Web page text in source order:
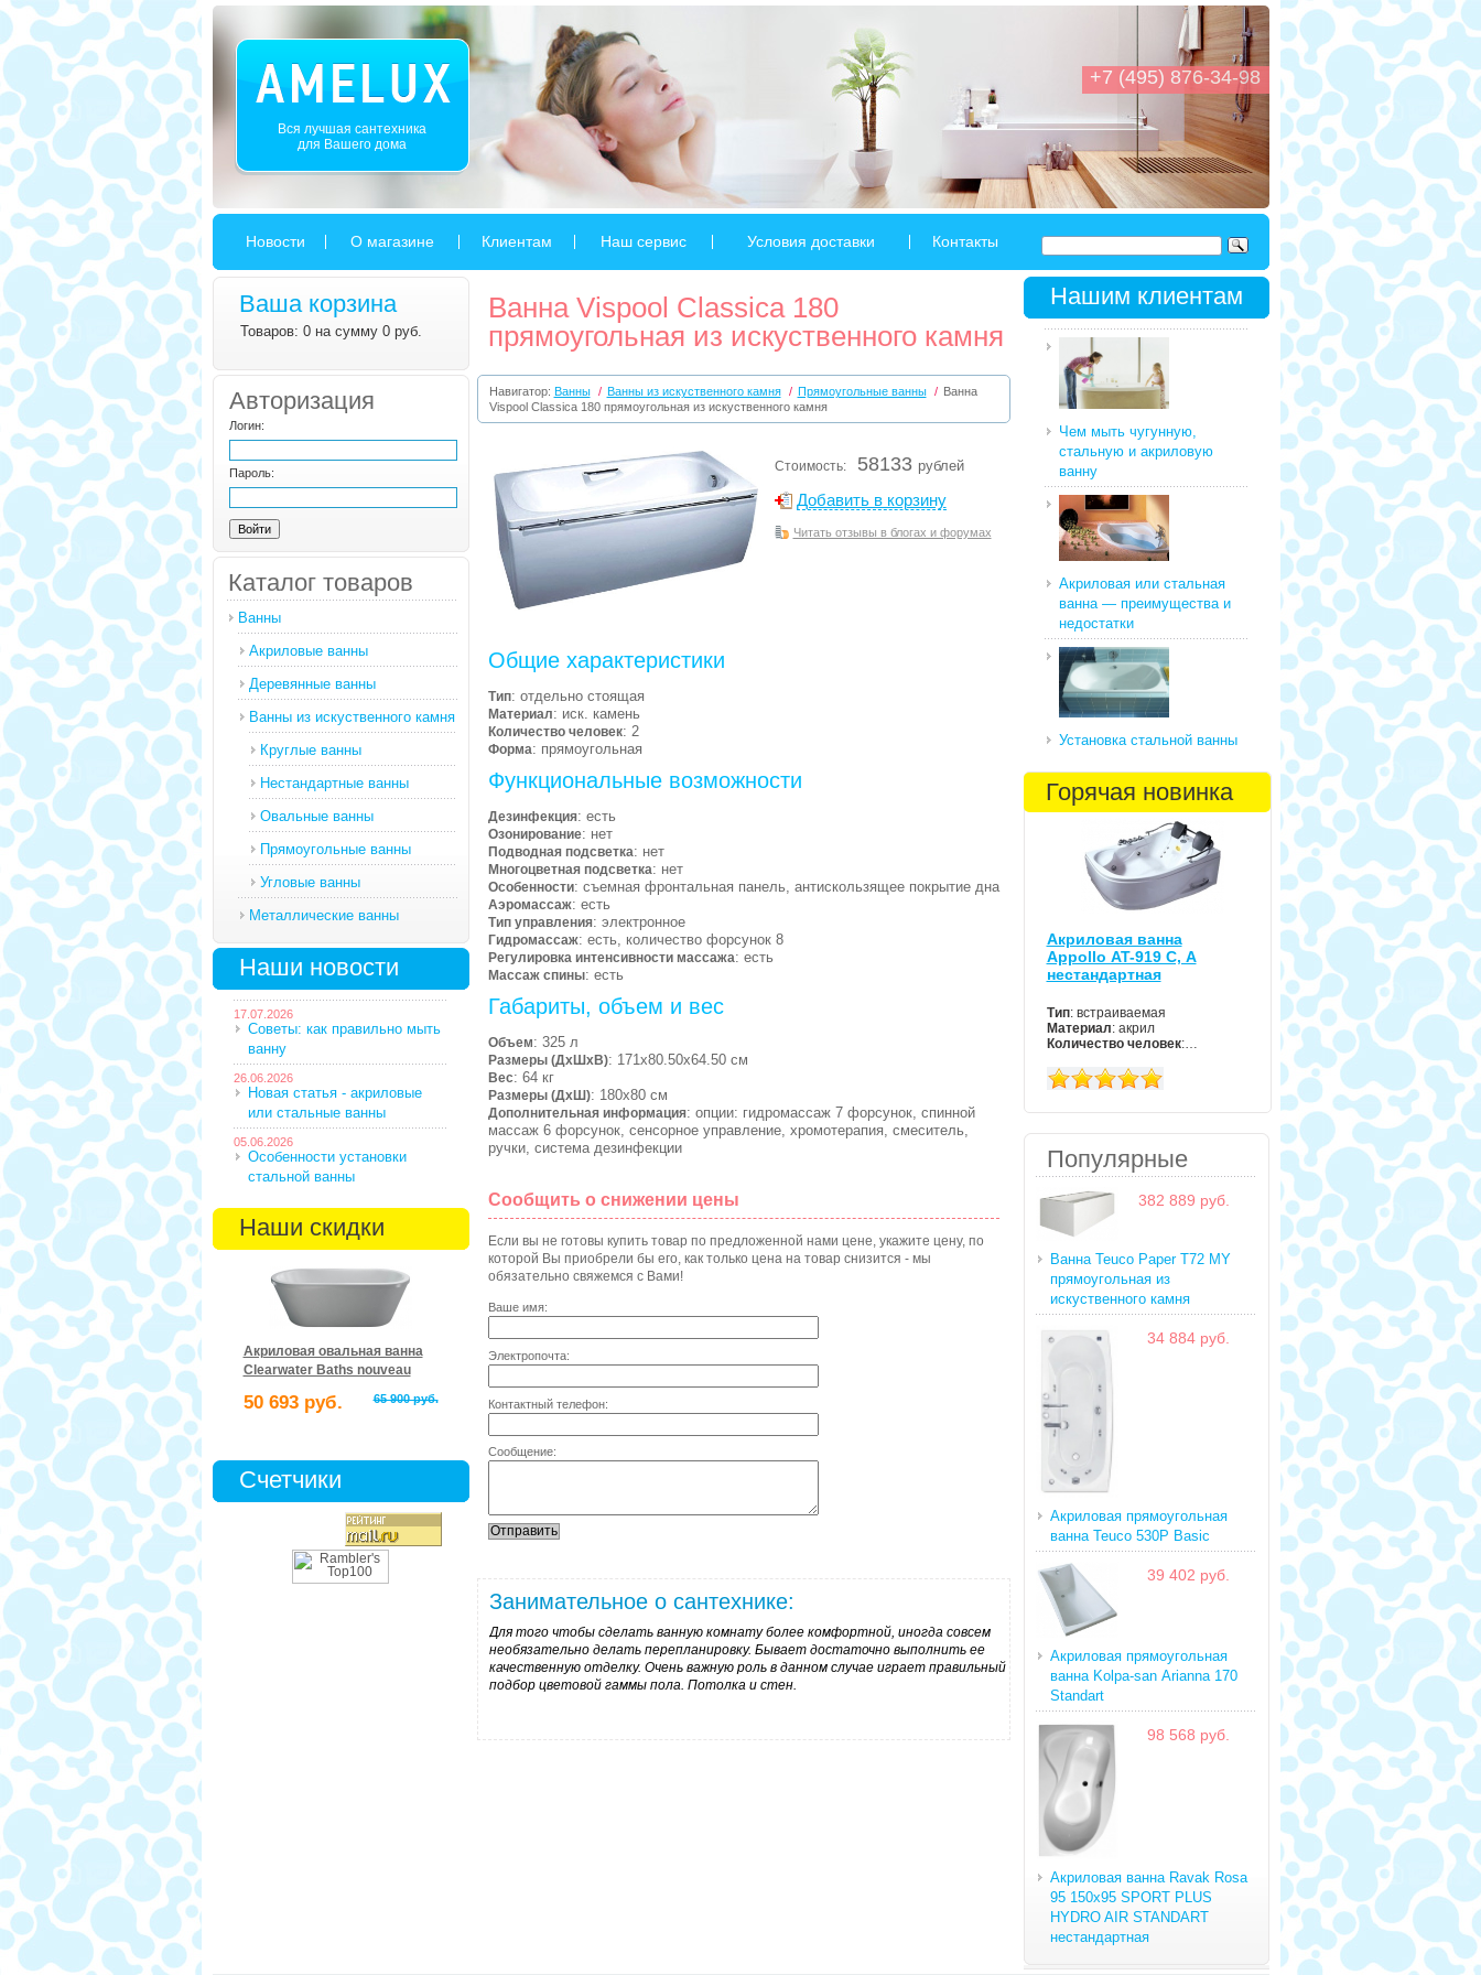
+7 (495) 876-34-98
Вся лучшая сантехника
для Вашего дома
Новости О магазине Клиентам Наш сервис Условия доставки Контакты
Ваша корзина
Товаров: 0 на сумму 0 руб.
Авторизация
Логин:
Пароль:
Каталог товаров
Ванны
Акриловые ванны
Деревянные ванны
Ванны из искуственного камня
Круглые ванны
Нестандартные ванны
Овальные ванны
Прямоугольные ванны
Угловые ванны
Металлические ванны
Наши новости
17.07.2026
Советы: как правильно мыть
ванну
26.06.2026
Новая статья - акриловые
или стальные ванны
05.06.2026
Особенности установки
стальной ванны
Наши скидки
Акриловая овальная ванна
Clearwater Baths nouveau
50 693 руб. 65 900 руб.
Счетчики
Ванна Vispool Classica 180
прямоугольная из искуственного камня
Навигатор: Ванны / Ванны из искуственного камня / Прямоугольные ванны / Ванна
Vispool Classica 180 прямоугольная из искуственного камня
Стоимость: 58133 рублей
Добавить в корзину
Читать отзывы в блогах и форумах
Общие характеристики
Тип: отдельно стоящая
Материал: иск. камень
Количество человек: 2
Форма: прямоугольная
Функциональные возможности
Дезинфекция: есть
Озонирование: нет
Подводная подсветка: нет
Многоцветная подсветка: нет
Особенности: съемная фронтальная панель, антискользящее покрытие дна
Аэромассаж: есть
Тип управления: электронное
Гидромассаж: есть, количество форсунок 8
Регулировка интенсивности массажа: есть
Массаж спины: есть
Габариты, объем и вес
Объем: 325 л
Размеры (ДхШхВ): 171х80.50х64.50 см
Вес: 64 кг
Размеры (ДхШ): 180х80 см
Дополнительная информация: опции: гидромассаж 7 форсунок, спинной
массаж 6 форсунок, сенсорное управление, хромотерапия, смеситель,
ручки, система дезинфекции
Сообщить о снижении цены
Если вы не готовы купить товар по предложенной нами цене, укажите цену, по
которой Вы приобрели бы его, как только цена на товар снизится - мы
обязательно свяжемся с Вами!
Ваше имя:
Электропочта:
Контактный телефон:
Сообщение:
Занимательное о сантехнике:
Для того чтобы сделать ванную комнату более комфортной, иногда совсем
необязательно делать перепланировку. Бывает достаточно выполнить ее
качественную отделку. Очень важную роль в данном случае играет правильный
подбор цветовой гаммы пола. Потолка и стен.
Нашим клиентам
Чем мыть чугунную,
стальную и акриловую
ванну
Акриловая или стальная
ванна — преимущества и
недостатки
Установка стальной ванны
Горячая новинка
Акриловая ванна
Appollo AT-919 С, А
нестандартная
Тип: встраиваемая
Материал: акрил
Количество человек:…
Популярные
382 889 руб.
Ванна Teuco Paper T72 MY
прямоугольная из
искуственного камня
34 884 руб.
Акриловая прямоугольная
ванна Teuco 530P Basic
39 402 руб.
Акриловая прямоугольная
ванна Kolpa-san Arianna 170
Standart
98 568 руб.
Акриловая ванна Ravak Rosa
95 150x95 SPORT PLUS
HYDRO AIR STANDART
нестандартная